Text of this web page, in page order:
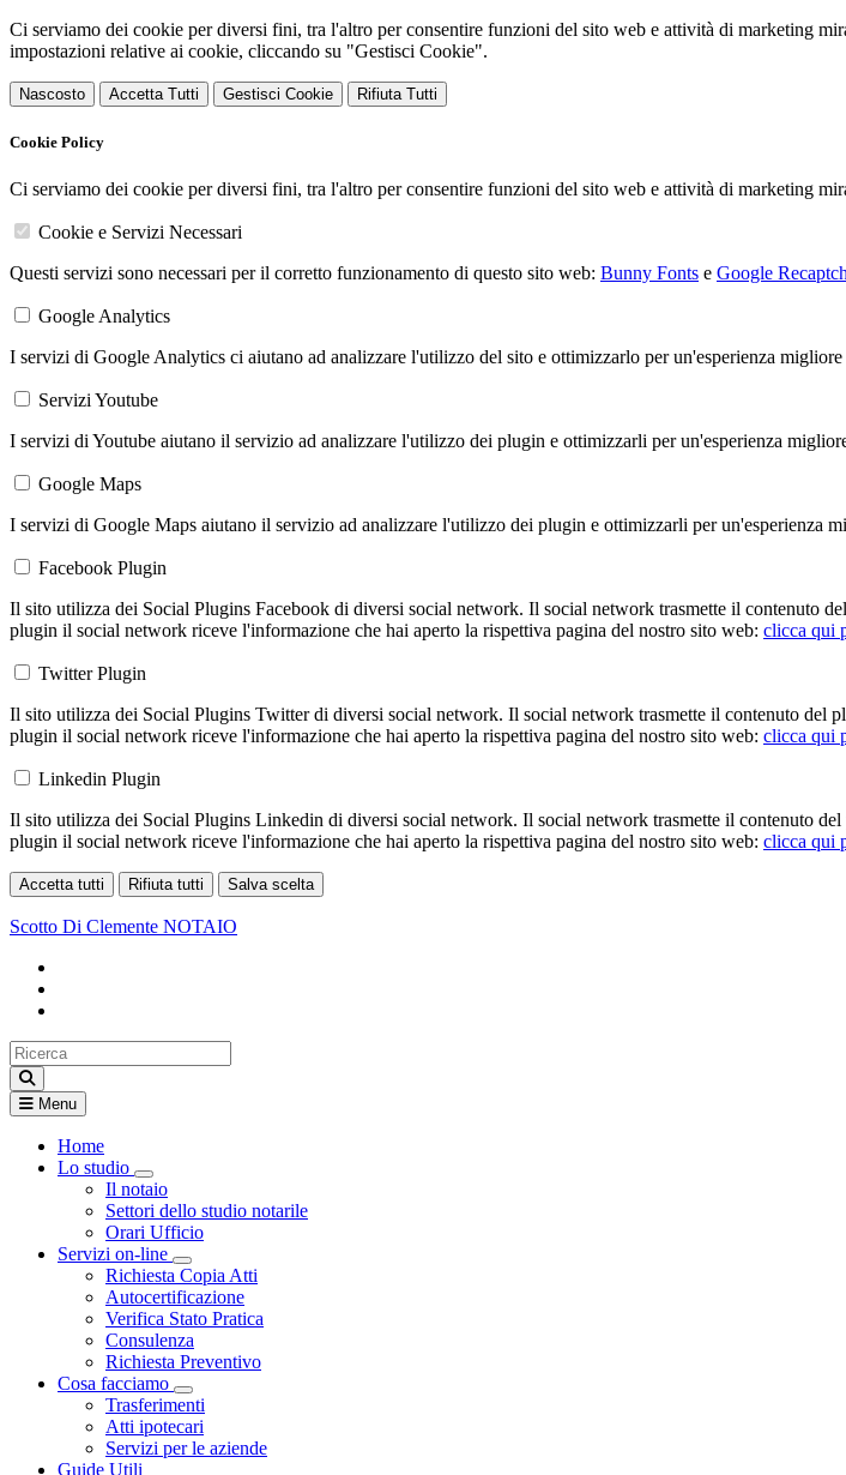
Ci serviamo dei cookie per diversi fini, tra l'altro per consentire funzioni del sito web e attività di marketing
impostazioni relative ai cookie, cliccando su "Gestisci Cookie".
Nascosto Accetta Tutti Gestisci Cookie Rifiuta Tutti
Cookie Policy
Ci serviamo dei cookie per diversi fini, tra l'altro per consentire funzioni del sito web e attività di marketing
Cookie e Servizi Necessari
Questi servizi sono necessari per il corretto funzionamento di questo sito web: Bunny Fonts e Google
Google Analytics
I servizi di Google Analytics ci aiutano ad analizzare l'utilizzo del sito e ottimizzarlo per un'esperienza migliore
Servizi Youtube
I servizi di Youtube aiutano il servizio ad analizzare l'utilizzo dei plugin e ottimizzarli per un'esperienza
Google Maps
I servizi di Google Maps aiutano il servizio ad analizzare l'utilizzo dei plugin e ottimizzarli per un'esperienza
Facebook Plugin
Il sito utilizza dei Social Plugins Facebook di diversi social network. Il social network trasmette il contenuto
plugin il social network riceve l'informazione che hai aperto la rispettiva pagina del nostro sito web: clicca qui
Twitter Plugin
Il sito utilizza dei Social Plugins Twitter di diversi social network. Il social network trasmette il contenuto del
plugin il social network riceve l'informazione che hai aperto la rispettiva pagina del nostro sito web: clicca qui
Linkedin Plugin
Il sito utilizza dei Social Plugins Linkedin di diversi social network. Il social network trasmette il contenuto
plugin il social network riceve l'informazione che hai aperto la rispettiva pagina del nostro sito web: clicca qui
Accetta tutti Rifiuta tutti Salva scelta
Scotto Di Clemente NOTAIO
Menu
Home
Lo studio
Visualizza menù di secondo livello
Il notaio
Settori dello studio notarile
Orari Ufficio
Servizi on-line
Visualizza menù di secondo livello
Richiesta Copia Atti
Autocertificazione
Verifica Stato Pratica
Consulenza
Richiesta Preventivo
Cosa facciamo
Visualizza menù di secondo livello
Trasferimenti
Atti ipotecari
Servizi per le aziende
Guide Utili